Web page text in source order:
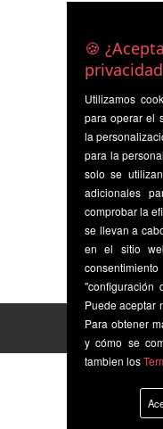
🍪
Utilizamos
para operar el
la
para la
solo se
adicionales
comprobar la
se llevan a
en el sitio
"configuración
Puede aceptar
Para obtener
y cómo se
tambien los